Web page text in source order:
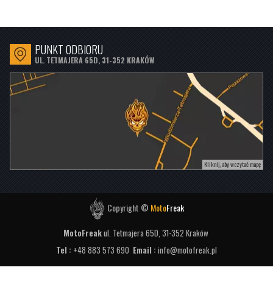
0zł 369zł
PUNKT ODBIORU
UL. TETMAJERA 65D, 31-352 KRAKÓW
Kliknij, aby wczytać mapę
Copyright © MotoFreak
MotoFreakul. Tetmajera 65D, 31-352 Kraków
Tel : +48 883 573 690 Email : info@motofreak.pl